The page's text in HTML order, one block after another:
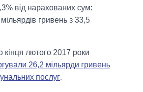
від нарахованих сум:
гривень з 33,5
кінця лютого 2017 роки
26,2 мільярди гривень
послуг.